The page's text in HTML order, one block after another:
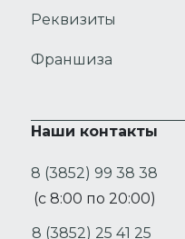
Реквизиты
Франшиза
Наши контакты
8 (3852) 99 38 38
(с 8:00 по 20:00)
8 (3852) 25 41 25